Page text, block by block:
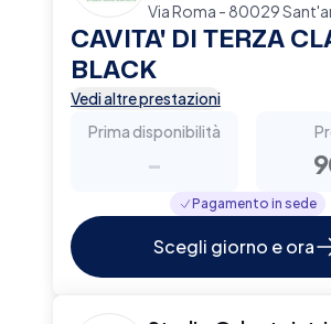
Via Roma - 80029
CAVITA' DI TERZA
BLACK
Vedi altre prestazioni
Prima disponibilità
-
Pagamento in sede
Scegli giorno e ora